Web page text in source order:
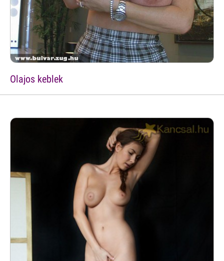
Olajos keblek